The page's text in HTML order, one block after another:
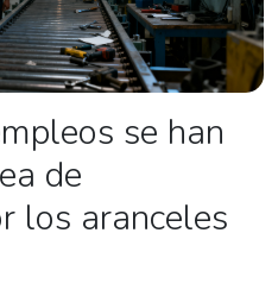
se han
de
los aranceles